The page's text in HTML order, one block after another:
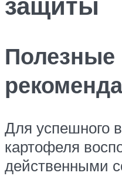
Полезные
Для успешного
картофеля
действенными